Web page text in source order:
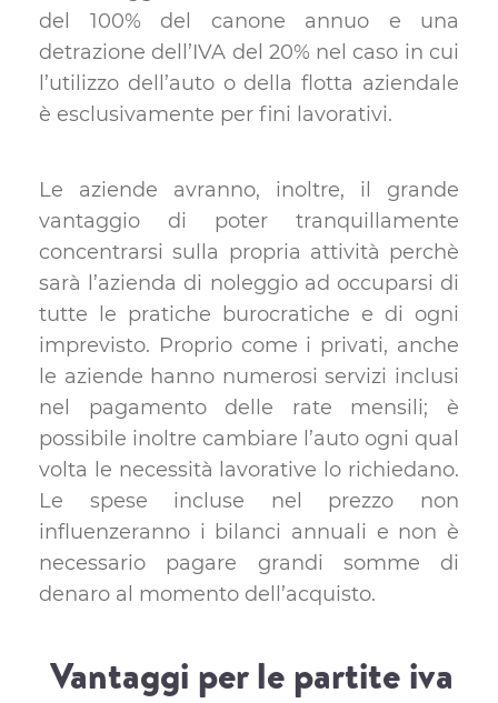
del 100% del canone annuo e una
detrazione dell’IVA del 20% nel caso in cui
l’utilizzo dell’auto o della flotta aziendale
è esclusivamente per fini lavorativi.
Le aziende avranno, inoltre, il grande
vantaggio di poter tranquillamente
concentrarsi sulla propria attività perchè
sarà l’azienda di noleggio ad occuparsi di
tutte le pratiche burocratiche e di ogni
imprevisto. Proprio come i privati, anche
le aziende hanno numerosi servizi inclusi
nel pagamento delle rate mensili; è
possibile inoltre cambiare l’auto ogni qual
volta le necessità lavorative lo richiedano.
Le spese incluse nel prezzo non
influenzeranno i bilanci annuali e non è
necessario pagare grandi somme di
denaro al momento dell’acquisto.
Vantaggi per le partite iva